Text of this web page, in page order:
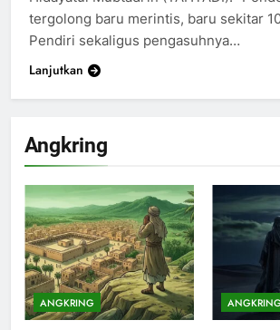
Angkring
ANGKRING
Khutbah Idul Fitri
KHUTBAH
201
202
Khutbah Jumat :
Bisa Diterima
KHUTBAH
tergolong baru merintis, baru sekitar
Pendiri sekaligus pengasuhnya…
Lanjutkan